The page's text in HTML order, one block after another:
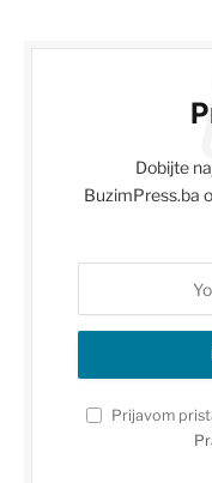
Dobijte
BuzimPress.ba
Prijavom